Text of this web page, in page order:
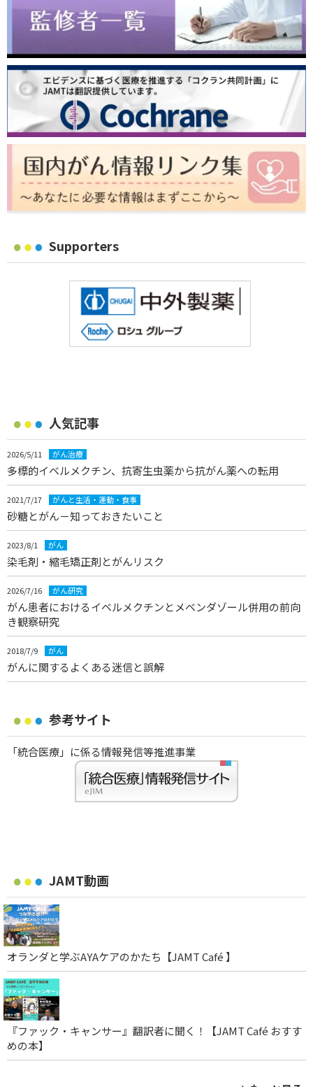
Supporters
人気記事
2026/5/11 がん治療
多標的イベルメクチン、抗寄生虫薬から抗がん薬への転用
2021/7/17 がんと生活・運動・食事
砂糖とがん－知っておきたいこと
2023/8/1 がん
染毛剤・縮毛矯正剤とがんリスク
2026/7/16 がん研究
がん患者におけるイベルメクチンとメベンダゾール併用の前向
き観察研究
2018/7/9 がん
がんに関するよくある迷信と誤解
参考サイト
「統合医療」に係る情報発信等推進事業
JAMT動画
オランダと学ぶAYAケアのかたち【JAMT Café 】
『ファック・キャンサー』翻訳者に聞く！【JAMT Café おすす
めの本】